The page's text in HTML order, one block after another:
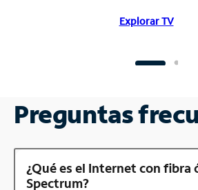
Explorar TV
Preguntas
¿Qué es el Internet con fibra
Spectrum?